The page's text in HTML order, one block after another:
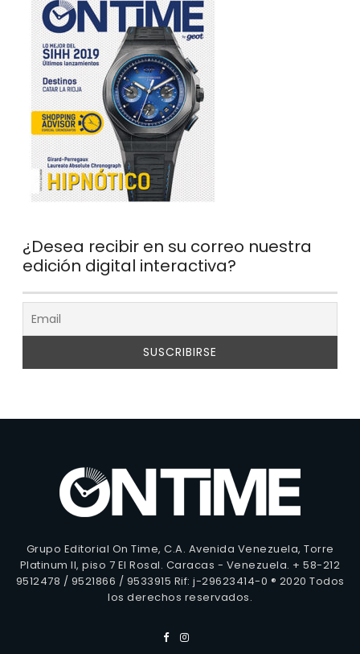
¿Desea recibir en su correo nuestra
edición digital interactiva?
Grupo Editorial On Time, C.A. Avenida Venezuela, Torre
Platinum II, piso 7 El Rosal. Caracas - Venezuela. + 58-212
9512478 / 9521866 / 9533915 Rif: j-29623414-0 ® 2020 Todos
los derechos reservados.